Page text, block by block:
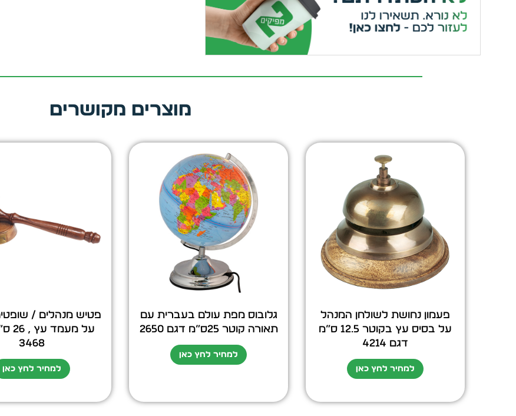
מוצרים מקושרים
פעמון נחושת לשולחן המנהל
על בסיס עץ בקוטר 12.5 ס”מ
דגם 4214
למחיר לחץ כאן
גלובוס מפת עולם בעברית עם
תאורה קוטר 25ס”מ דגם 2650
למחיר לחץ כאן
פטיש מנהלים /
על
3468
למחיר לחץ כאן